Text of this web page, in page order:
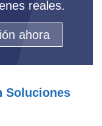
reales.
ahora
Soluciones